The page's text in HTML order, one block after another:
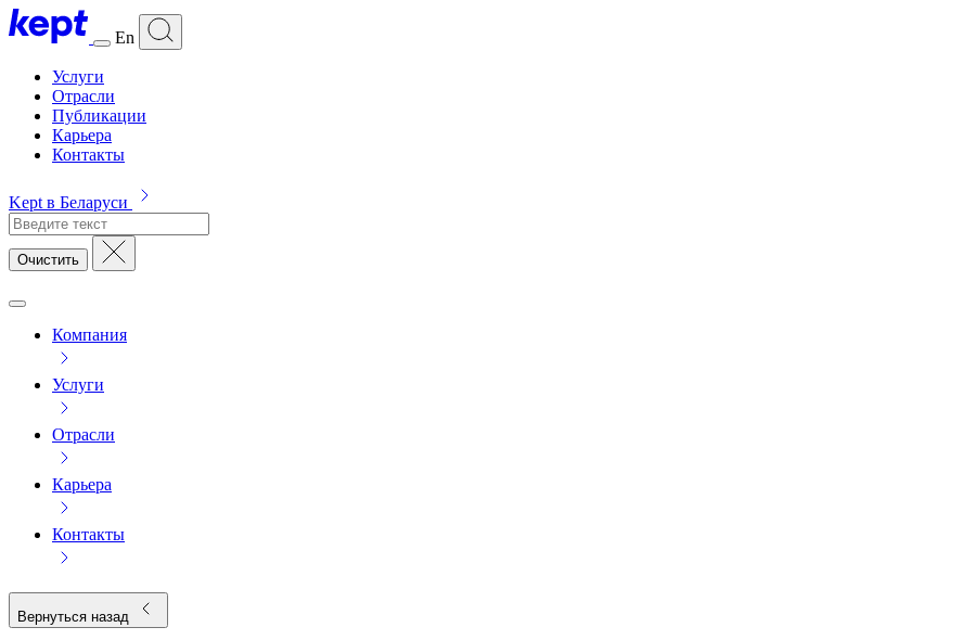
En
Услуги
Отрасли
Публикации
Карьера
Контакты
Kept в Беларуси
Очистить
Компания
Услуги
Отрасли
Карьера
Контакты
Вернуться назад